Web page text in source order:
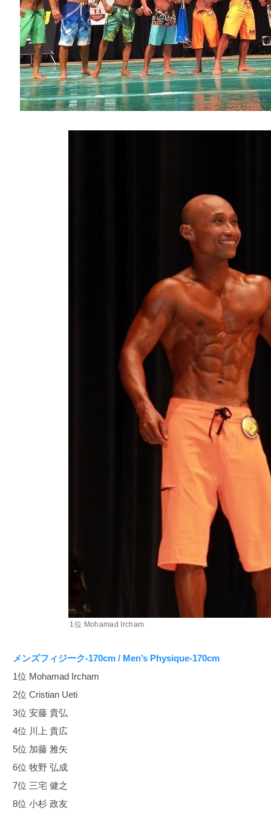
1位 Mohamad Ircham
メンズフィジーク-170cm / Men’s Physique-170cm
1位 Mohamad Ircham
2位 Cristian Ueti
3位 安藤 貴弘
4位 川上 貴広
5位 加藤 雅矢
6位 牧野 弘成
7位 三宅 健之
8位 小杉 政友